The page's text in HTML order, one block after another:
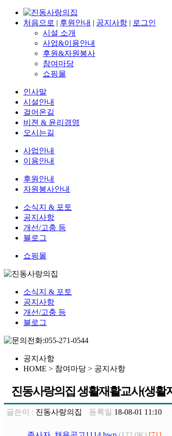
처음으로 | 후원안내 | 공지사항 | 로그인
시설 소개
사업&이용안내
후원&자원봉사
참여마당
쇼핑몰
인사말
시설안내
걸어온길
비젼 & 윤리경영
오시는길
사업안내
이용안내
후원안내
자원봉사안내
소식지 & 포토
공지사항
개선/고충 등
블로그
쇼핑몰
소식지 & 포토
공지사항
개선/고충 등
블로그
공지사항
HOME > 참여마당 > 공지사항
진동사랑의집 생활재활교사(생활
글쓴이 : 진동사랑의집 등록일 18-08-01 11:10